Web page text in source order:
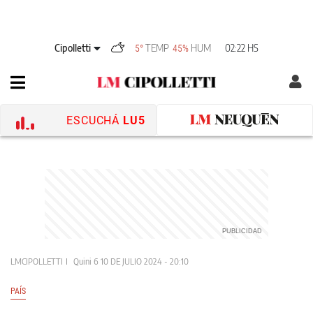
Cipolletti 5°TEMP 45% HUM 02:22 HS
ESCUCHÁ LU5
LMCIPOLLETTI Quini 6 10 DE JULIO 2024 - 20:10
PAÍS